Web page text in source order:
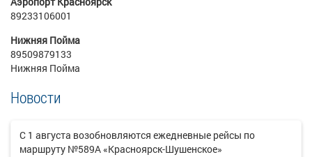
89233106001
Нижняя Пойма
89509879133
Нижняя Пойма
Новости
С 1 августа возобновляются ежедневные рейсы по
маршруту №589А «Красноярск-Шушенское»